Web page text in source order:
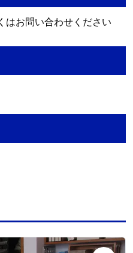
はお問い合わせください